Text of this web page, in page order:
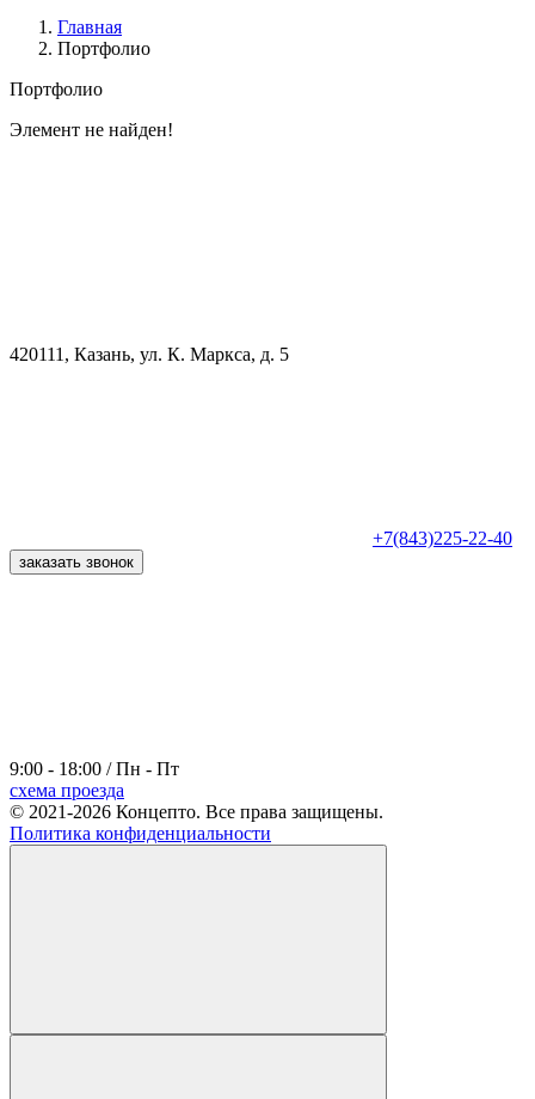
Главная
Портфолио
Портфолио
Элемент не найден!
420111, Казань, ул. К. Маркса, д. 5
+7(843)225-22-40
заказать звонок
9:00 - 18:00 / Пн - Пт
схема проезда
© 2021-2026 Концепто. Все права защищены.
Политика конфиденциальности